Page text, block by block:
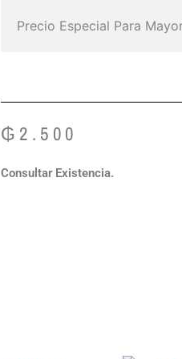
Precio Especial Para
₲ 2.500
Consultar Existencia.